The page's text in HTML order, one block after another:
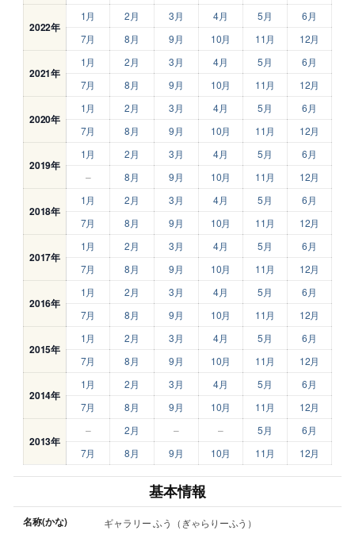
2022年
1月 2月 3月 4月 5月
6月
7月
8月 9月 10月 11月 12月
2021年
1月 2月 3月 4月 5月
6月
7月
8月 9月 10月 11月 12月
2020年
1月 2月 3月 4月 5月
6月
7月
8月 9月 10月 11月 12月
2019年
1月 2月 3月 4月 5月
6月
–
8月 9月 10月 11月 12月
2018年
1月 2月 3月 4月 5月
6月
7月
8月 9月 10月 11月 12月
2017年
1月 2月 3月 4月 5月
6月
7月
8月 9月 10月 11月 12月
2016年
1月 2月 3月 4月 5月
6月
7月
8月 9月 10月 11月 12月
2015年
1月 2月 3月 4月 5月
6月
7月
8月 9月 10月 11月 12月
2014年
1月 2月 3月 4月 5月
6月
7月
8月 9月 10月 11月 12月
2013年
– 2月 – – 5月
6月
7月
8月 9月 10月 11月 12月
基本情報
名称(かな) ギャラリー ふう（ぎゃらりーふう）